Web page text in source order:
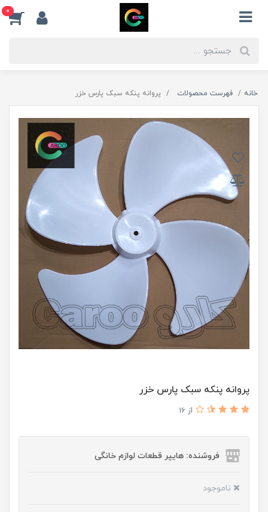
0
خانه فهرست محصولات پروانه پنکه سبک پارس خزر
پروانه پنکه سبک پارس خزر
از 16
فروشنده: هایپر قطعات لوازم خانگی
ناموجود